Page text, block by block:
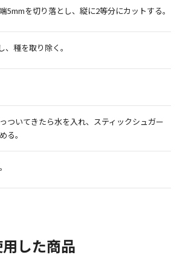
5mmを切り落とし、縦に2等分にカットする。
種を取り除く。
ついてきたら水を入れ、スティックシュガー
る。
した商品